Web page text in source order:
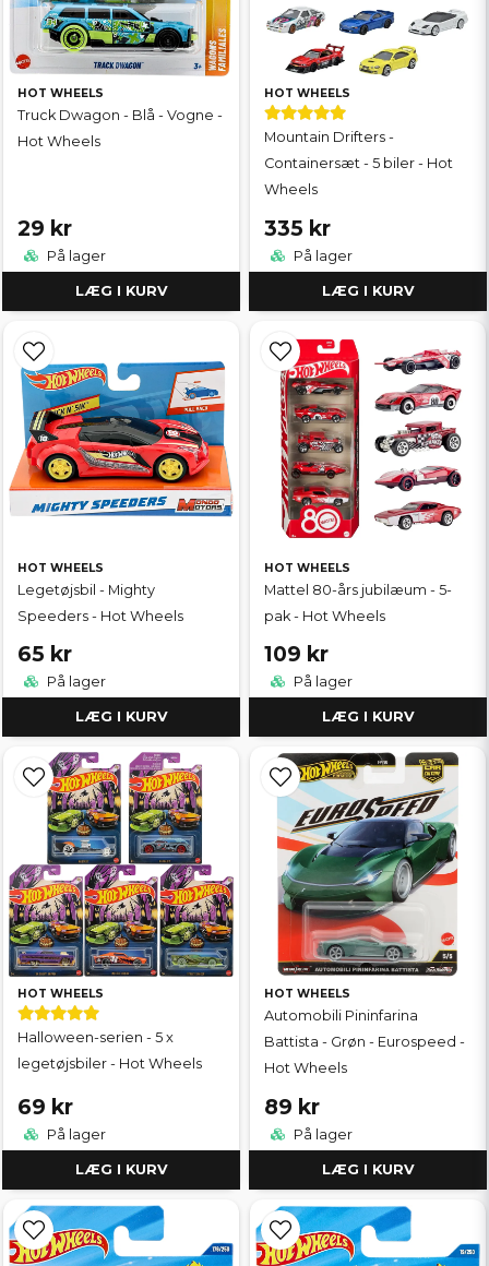
HOT WHEELS
Truck Dwagon - Blå - Vogne -
Hot Wheels
29 kr
På lager
LÆG I KURV
HOT WHEELS
Mountain Drifters -
Containersæt - 5 biler - Hot
Wheels
335 kr
På lager
LÆG I KURV
HOT WHEELS
Legetøjsbil - Mighty
Speeders - Hot Wheels
65 kr
På lager
LÆG I KURV
HOT WHEELS
Mattel 80-års jubilæum - 5-
pak - Hot Wheels
109 kr
På lager
LÆG I KURV
HOT WHEELS
Halloween-serien - 5 x
legetøjsbiler - Hot Wheels
69 kr
På lager
LÆG I KURV
HOT WHEELS
Automobili Pininfarina
Battista - Grøn - Eurospeed -
Hot Wheels
89 kr
På lager
LÆG I KURV